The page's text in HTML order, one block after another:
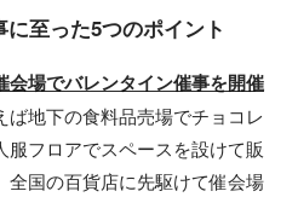
至った5つのポイント
場でバレンタイン催事を開催
地下の食料品売場でチョコレ
フロアでスペースを設けて販
国の百貨店に先駆けて催会場